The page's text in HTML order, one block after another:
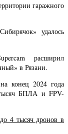
гаражного
удалось
расширил
в Рязани.
конец 2024 года
БПЛА и FPV-
4 тысяч дронов в